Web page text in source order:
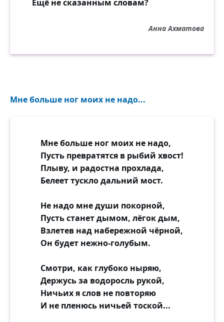
Ещё не сказанным словам?
Анна Ахматова
Мне больше ног моих не надо...
Мне больше ног моих не надо,
Пусть превратятся в рыбий хвост!
Плыву, и радостна прохлада,
Белеет тускло дальний мост.
Не надо мне души покорной,
Пусть станет дымом, лёгок дым,
Взлетев над набережной чёрной,
Он будет нежно-голубым.
Смотри, как глубоко ныряю,
Держусь за водоросль рукой,
Ничьих я слов не повторяю
И не пленюсь ничьей тоской...